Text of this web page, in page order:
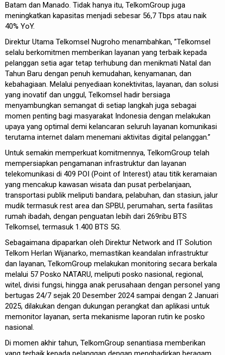
Batam dan Manado. Tidak hanya itu, TelkomGroup juga
meningkatkan kapasitas menjadi sebesar 56,7 Tbps atau naik
40% YoY.
Direktur Utama Telkomsel Nugroho menambahkan, ”Telkomsel
selalu berkomitmen memberikan layanan yang terbaik kepada
pelanggan setia agar tetap terhubung dan menikmati Natal dan
Tahun Baru dengan penuh kemudahan, kenyamanan, dan
kebahagiaan. Melalui penyediaan konektivitas, layanan, dan solusi
yang inovatif dan unggul, Telkomsel hadir bersiaga
menyambungkan semangat di setiap langkah juga sebagai
momen penting bagi masyarakat Indonesia dengan melakukan
upaya yang optimal demi kelancaran seluruh layanan komunikasi
terutama internet dalam menemani aktivitas digital pelanggan.”
Untuk semakin memperkuat komitmennya, TelkomGroup telah
mempersiapkan pengamanan infrastruktur dan layanan
telekomunikasi di 409 POI (Point of Interest) atau titik keramaian
yang mencakup kawasan wisata dan pusat perbelanjaan,
transportasi publik meliputi bandara, pelabuhan, dan stasiun, jalur
mudik termasuk rest area dan SPBU, perumahan, serta fasilitas
rumah ibadah, dengan penguatan lebih dari 269ribu BTS
Telkomsel, termasuk 1.400 BTS 5G.
Sebagaimana dipaparkan oleh Direktur Network and IT Solution
Telkom Herlan Wijanarko, memastikan keandalan infrastruktur
dan layanan, TelkomGroup melakukan monitoring secara berkala
melalui 57 Posko NATARU, meliputi posko nasional, regional,
witel, divisi fungsi, hingga anak perusahaan dengan personel yang
bertugas 24/7 sejak 20 Desember 2024 sampai dengan 2 Januari
2025, dilakukan dengan dukungan perangkat dan aplikasi untuk
memonitor layanan, serta mekanisme laporan rutin ke posko
nasional.
Di momen akhir tahun, TelkomGroup senantiasa memberikan